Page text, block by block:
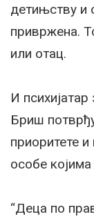
детињству и
привржена.
или отац.
И
Бриш
приоритете
особе
“Деца по